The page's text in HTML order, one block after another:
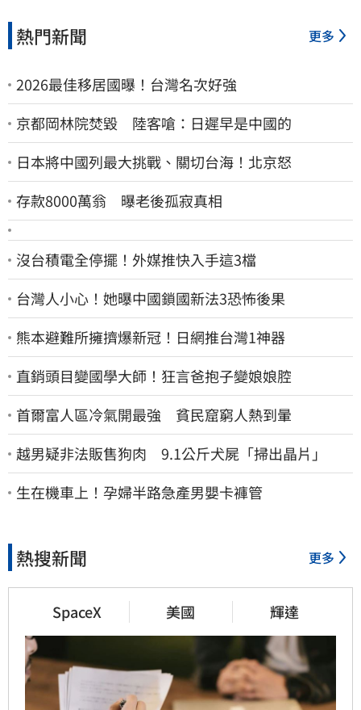
熱門新聞 更多
2026最佳移居國曝！台灣名次好強
京都岡林院焚毀 陸客嗆：日遲早是中國的
日本將中國列最大挑戰、關切台海！北京怒
存款8000萬翁 曝老後孤寂真相
沒台積電全停擺！外媒推快入手這3檔
台灣人小心！她曝中國鎖國新法3恐怖後果
熊本避難所擁擠爆新冠！日網推台灣1神器
直銷頭目變國學大師！狂言爸抱子變娘娘腔
首爾富人區冷氣開最強 貧民窟窮人熱到暈
越男疑非法販售狗肉 9.1公斤犬屍「掃出晶片」
生在機車上！孕婦半路急產男嬰卡褲管
熱搜新聞 更多
SpaceX 美國 輝達